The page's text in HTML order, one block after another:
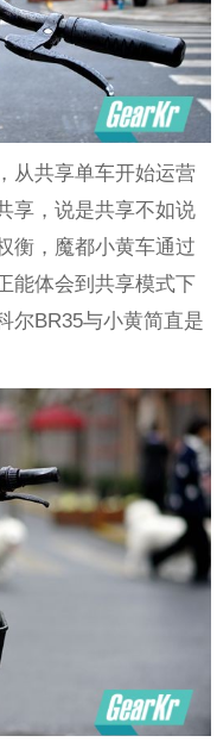
从共享单车开始运营
享，说是共享不如说
衡，魔都小黄车通过
能体会到共享模式下
尔BR35与小黄简直是